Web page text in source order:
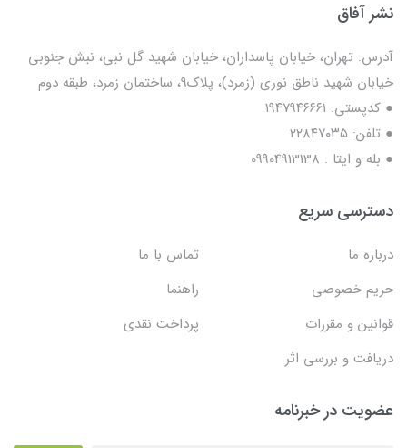
نشر آفاق
آدرس: تهران، خیابان پاسداران، خیابان شهید گل نبی، نبش جنوبی
خیابان شهید ناطق نوری (زمرد)، پلاک9، ساختمان زمرد، طبقه دوم
● کدپستی: ۱۹۴۷۹۴۶۶۶۱
● تلفن: ٢٢٨۴٧۰۳۵
● بله و ایتا : 09904913138
دسترسی سریع
درباره ما
تماس با ما
حریم خصوصی
راهنما
قوانین و مقررات
پرداخت نقدی
دریافت و بررسی اثر
عضویت در خبرنامه